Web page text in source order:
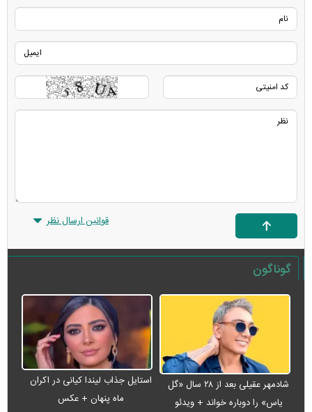
قوانین ارسال نظر
گوناگون
شادمهر عقیلی بعد از ۲۸ سال «گل
یاس» را دوباره خواند + ویدئو
استایل جذاب لیندا کیانی در اکران
ماه پنهان + عکس